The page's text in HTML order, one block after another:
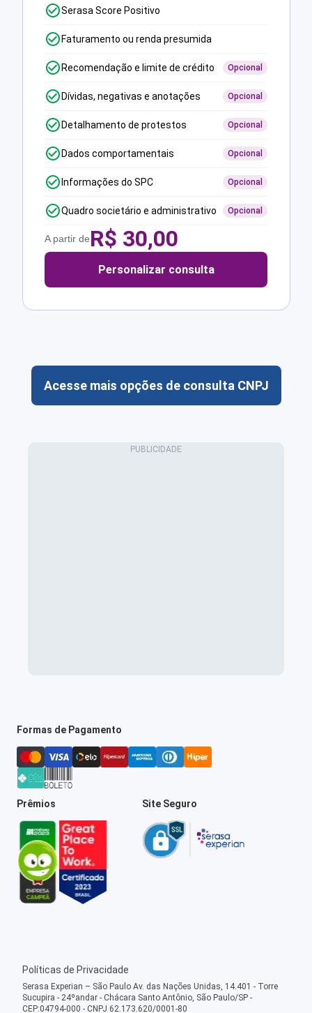
Serasa Score Positivo
Faturamento ou renda presumida
Recomendação e limite de crédito Opcional
Dívidas, negativas e anotações Opcional
Detalhamento de protestos Opcional
Dados comportamentais Opcional
Informações do SPC Opcional
Quadro societário e administrativo Opcional
A partir deR$ 30,00
Personalizar consulta
Acesse mais opções de consulta CNPJ
Formas de Pagamento
Prêmios Site Seguro
Políticas de Privacidade
Serasa Experian – São Paulo Av. das Nações Unidas, 14.401 - Torre
Sucupira - 24ºandar - Chácara Santo Antônio, São Paulo/SP -
CEP:04794-000 - CNPJ 62.173.620/0001-80